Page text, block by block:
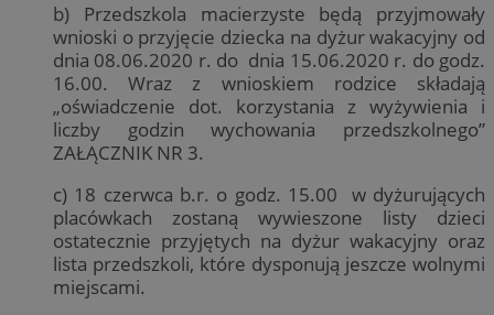
b) Przedszkola macierzyste będą przyjmowały
wnioski o przyjęcie dziecka na dyżur wakacyjny od
dnia 08.06.2020 r. do dnia 15.06.2020 r. do godz.
16.00. Wraz z wnioskiem rodzice składają
„oświadczenie dot. korzystania z wyżywienia i
liczby godzin wychowania przedszkolnego”
ZAŁĄCZNIK NR 3.
c) 18 czerwca b.r. o godz. 15.00 w dyżurujących
placówkach zostaną wywieszone listy dzieci
ostatecznie przyjętych na dyżur wakacyjny oraz
lista przedszkoli, które dysponują jeszcze wolnymi
miejscami.